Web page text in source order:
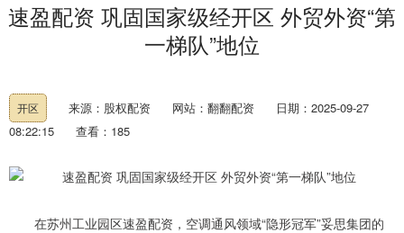
速盈配资 巩固国家级经开区 外贸外资“第
一梯队”地位
开区 来源：股权配资 网站：翻翻配资
日期：2025-09-27
08:22:15
查看：185
在苏州工业园区速盈配资，空调通风领域“隐形冠军”妥思集团的